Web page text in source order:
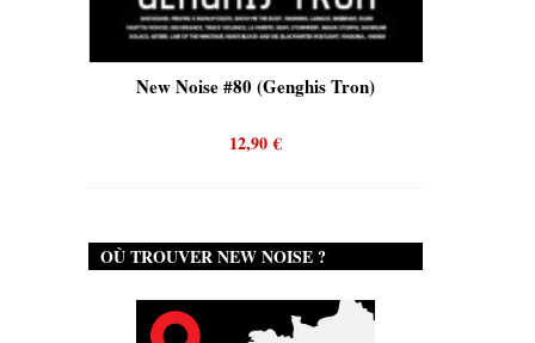
New Noise #80 (Genghis Tron)
12,90€
OÙ TROUVER NEW NOISE ?